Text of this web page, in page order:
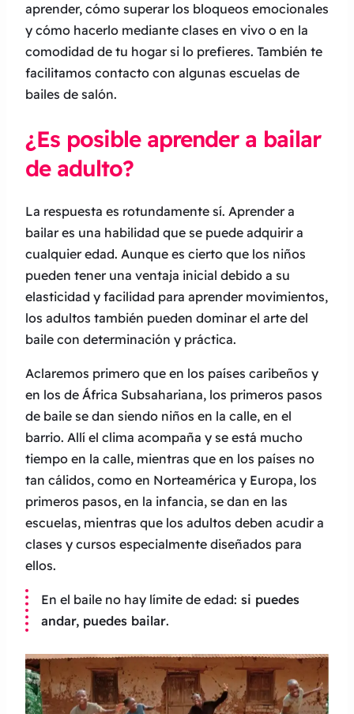
aprender, cómo superar los bloqueos emocionales
y cómo hacerlo mediante clases en vivo o en la
comodidad de tu hogar si lo prefieres. También te
facilitamos contacto con algunas escuelas de
bailes de salón.
¿Es posible aprender a bailar
de adulto?
La respuesta es rotundamente sí. Aprender a
bailar es una habilidad que se puede adquirir a
cualquier edad. Aunque es cierto que los niños
pueden tener una ventaja inicial debido a su
elasticidad y facilidad para aprender movimientos,
los adultos también pueden dominar el arte del
baile con determinación y práctica.
Aclaremos primero que en los países caribeños y
en los de África Subsahariana, los primeros pasos
de baile se dan siendo niños en la calle, en el
barrio. Allí el clima acompaña y se está mucho
tiempo en la calle, mientras que en los países no
tan cálidos, como en Norteamérica y Europa, los
primeros pasos, en la infancia, se dan en las
escuelas, mientras que los adultos deben acudir a
clases y cursos especialmente diseñados para
ellos.
En el baile no hay límite de edad: si puedes
andar, puedes bailar.